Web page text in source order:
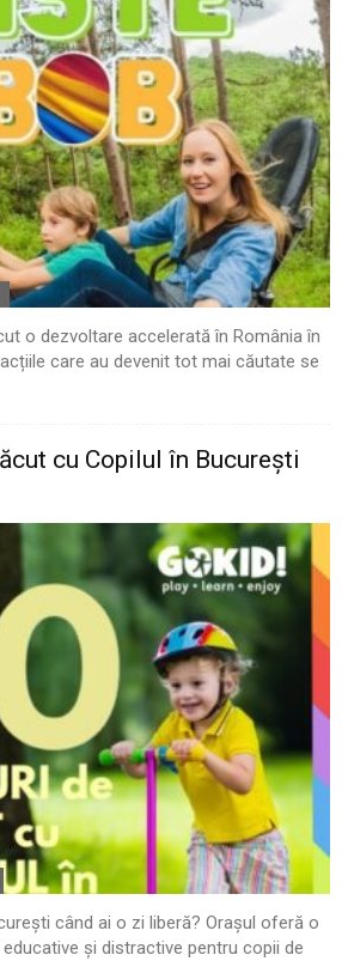
o dezvoltare accelerată în România în
care au devenit tot mai căutate se
cu Copilul în București
când ai o zi liberă? Orașul oferă o
și distractive pentru copii de